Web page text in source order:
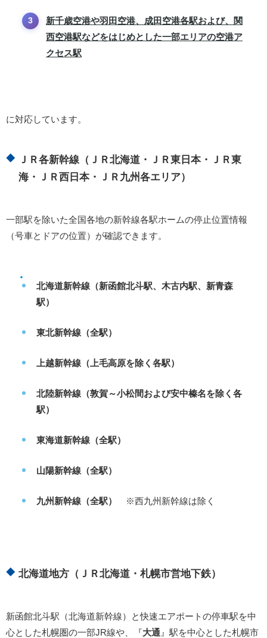
新千歳空港や羽田空港、成田空港各駅および、関
西空港駅などをはじめとした一部エリアの空港ア
クセス駅
に対応しています。
ＪＲ各新幹線（ＪＲ北海道・ＪＲ東日本・ＪＲ東
海・ＪＲ西日本・ＪＲ九州各エリア）
一部駅を除いた全国各地の新幹線各駅ホームの停止位置情報
（号車とドアの位置）が確認できます。
北海道新幹線（新函館北斗駅、木古内駅、新青森
駅）
東北新幹線（全駅）
上越新幹線（上毛高原を除く各駅）
北陸新幹線（敦賀～小松間および安中榛名を除く各
駅）
東海道新幹線（全駅）
山陽新幹線（全駅）
九州新幹線（全駅） ※西九州新幹線は除く
北海道地方（ＪＲ北海道・札幌市営地下鉄）
新函館北斗駅（北海道新幹線）と快速エアポートの停車駅を中
心とした札幌圏の一部JR線や、『大通 』駅を中心とした札幌市